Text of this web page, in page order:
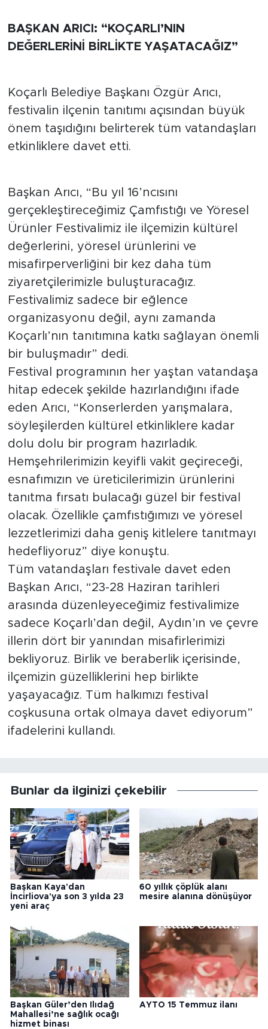
BAŞKAN ARICI: “KOÇARLI’NIN
DEĞERLERİNİ BİRLİKTE YAŞATACAĞIZ”
Koçarlı Belediye Başkanı Özgür Arıcı,
festivalin ilçenin tanıtımı açısından büyük
önem taşıdığını belirterek tüm vatandaşları
etkinliklere davet etti.
Başkan Arıcı, “Bu yıl 16’ncısını
gerçekleştireceğimiz Çamfıstığı ve Yöresel
Ürünler Festivalimiz ile ilçemizin kültürel
değerlerini, yöresel ürünlerini ve
misafirperverliğini bir kez daha tüm
ziyaretçilerimizle buluşturacağız.
Festivalimiz sadece bir eğlence
organizasyonu değil, aynı zamanda
Koçarlı’nın tanıtımına katkı sağlayan önemli
bir buluşmadır” dedi.
Festival programının her yaştan vatandaşa
hitap edecek şekilde hazırlandığını ifade
eden Arıcı, “Konserlerden yarışmalara,
söyleşilerden kültürel etkinliklere kadar
dolu dolu bir program hazırladık.
Hemşehrilerimizin keyifli vakit geçireceği,
esnafımızın ve üreticilerimizin ürünlerini
tanıtma fırsatı bulacağı güzel bir festival
olacak. Özellikle çamfıstığımızı ve yöresel
lezzetlerimizi daha geniş kitlelere tanıtmayı
hedefliyoruz” diye konuştu.
Tüm vatandaşları festivale davet eden
Başkan Arıcı, “23-28 Haziran tarihleri
arasında düzenleyeceğimiz festivalimize
sadece Koçarlı’dan değil, Aydın’ın ve çevre
illerin dört bir yanından misafirlerimizi
bekliyoruz. Birlik ve beraberlik içerisinde,
ilçemizin güzelliklerini hep birlikte
yaşayacağız. Tüm halkımızı festival
coşkusuna ortak olmaya davet ediyorum”
ifadelerini kullandı.
Bunlar da ilginizi çekebilir
Başkan Kaya'dan
İncirliova'ya son 3 yılda 23
yeni araç
60 yıllık çöplük alanı
mesire alanına dönüşüyor
Başkan Güler’den Ilıdağ
Mahallesi’ne sağlık ocağı
hizmet binası
AYTO 15 Temmuz ilanı